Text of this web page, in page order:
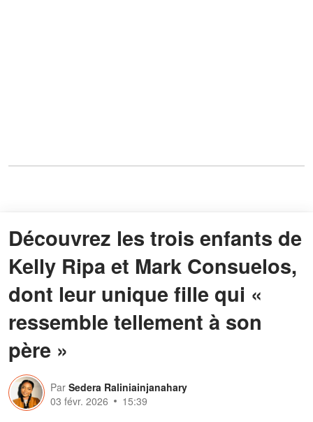
Découvrez les trois enfants de
Kelly Ripa et Mark Consuelos,
dont leur unique fille qui «
ressemble tellement à son
père »
Par Sedera Raliniainjanahary
03 févr. 2026
15:39